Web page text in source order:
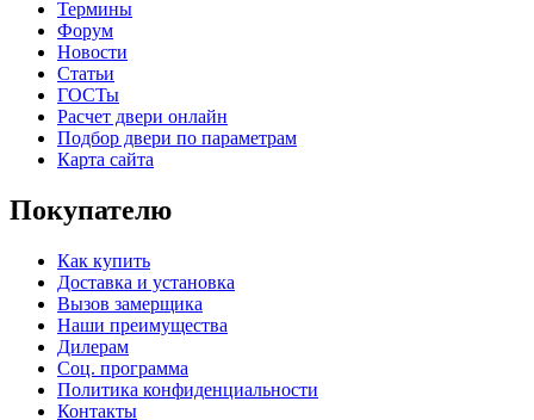
C78
C80
Термины
Форум
Новости
Статьи
ГОСТы
Расчет двери онлайн
Подбор двери по параметрам
Карта сайта
Покупателю
Как купить
Доставка и установка
Вызов замерщика
Наши преимущества
Дилерам
Соц. программа
Политика конфиденциальности
Контакты